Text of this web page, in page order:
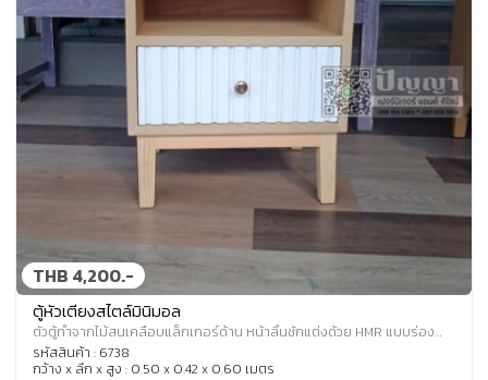
THB 4,200.-
ตู้หัวเตียงสไตล์มินิมอล
ตัวตู้ทำจากไม้สนเคลือบแล็กเกอร์ด้าน หน้าลิ้นชักแต่งด้วย HMR แบบร่อง
ใหญ่ พ่นสีขาวอุตสาหกรรม มือจับกลม
รหัสสินค้า : 6738
กว้าง x ลึก x สูง : 0.50 x 0.42 x 0.60 เมตร